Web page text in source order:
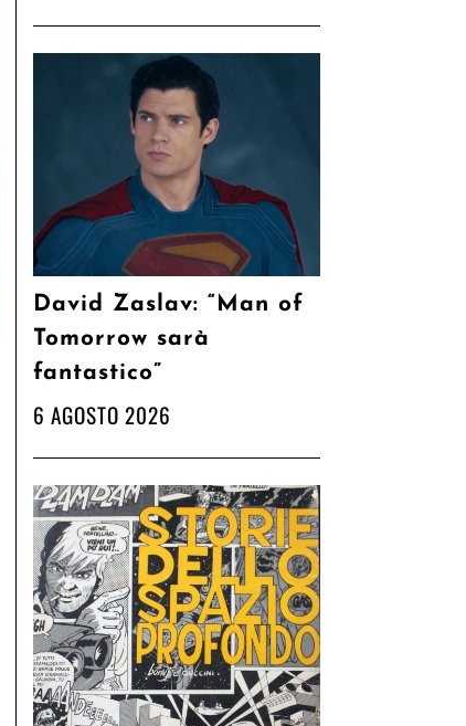
David Zaslav: “Man of
Tomorrow sarà
fantastico”
6 AGOSTO 2026